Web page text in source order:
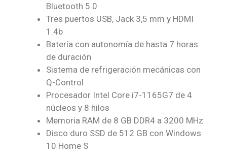
Bluetooth 5.0
Tres puertos USB, Jack 3,5 mm y HDMI
1.4b
Batería con autonomía de hasta 7 horas
de duración
Sistema de refrigeración mecánicas con
Q-Control
Procesador Intel Core i7-1165G7 de 4
núcleos y 8 hilos
Memoria RAM de 8 GB DDR4 a 3200 MHz
Disco duro SSD de 512 GB con Windows
10 Home S